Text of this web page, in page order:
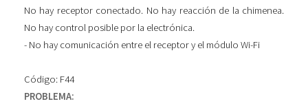
No hay receptor conectado. No hay reacción de la chimenea.
No hay control posible por la electrónica.
- No hay comunicación entre el receptor y el módulo Wi-Fi
Código: F44
PROBLEMA: